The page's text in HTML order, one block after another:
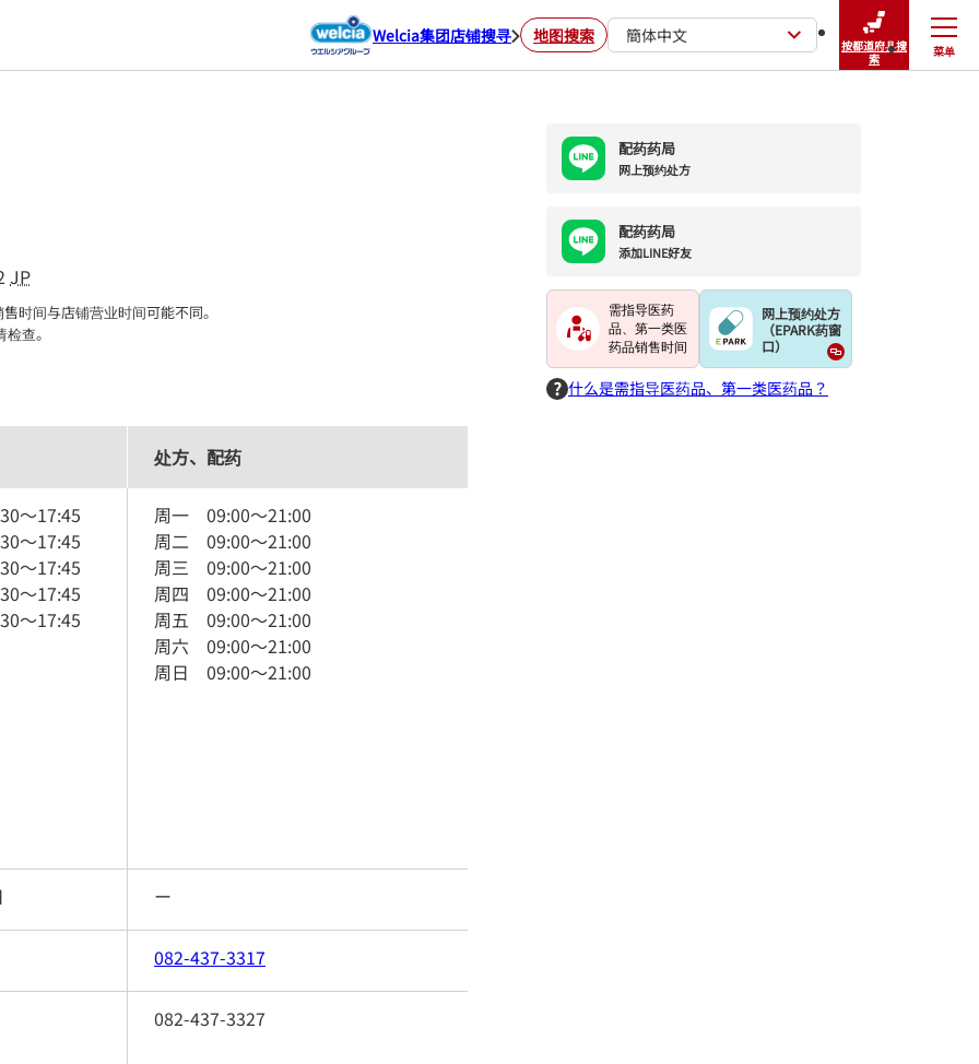
Welcia集团店铺搜寻 地图搜索 簡体中文
按都道府县搜
索
菜单
关闭
JP
时间与店铺营业时间可能不同。
查。
配药药局
网上预约处方
配药药局
添加LINE好友
需指导医药
品、第一类医
药品销售时间
网上预约处方
（EPARK药窗
口）
什么是需指导医药品、第一类医药品？
处方、配药
～17:45
～17:45
～17:45
～17:45
～17:45
周一 09:00～21:00
周二 09:00～21:00
周三 09:00～21:00
周四 09:00～21:00
周五 09:00～21:00
周六 09:00～21:00
周日 09:00～21:00
ー
082-437-3317
082-437-3327